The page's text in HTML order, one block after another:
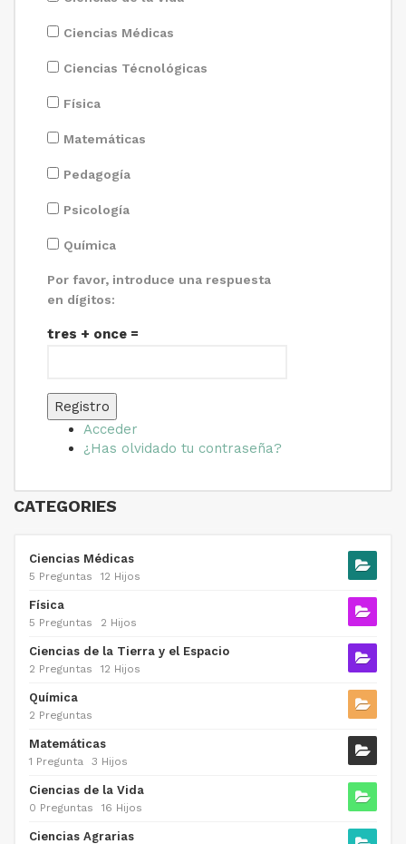
Ciencias Médicas
Ciencias Técnológicas
Física
Matemáticas
Pedagogía
Psicología
Química
Por favor, introduce una respuesta
en dígitos:
tres + once =
Registro
Acceder
¿Has olvidado tu contraseña?
CATEGORIES
Ciencias Médicas
5 Preguntas 12 Hijos
Física
5 Preguntas 2 Hijos
Ciencias de la Tierra y el Espacio
2 Preguntas 12 Hijos
Química
2 Preguntas
Matemáticas
1 Pregunta 3 Hijos
Ciencias de la Vida
0 Preguntas 16 Hijos
Ciencias Agrarias